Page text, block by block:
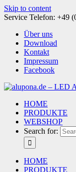
Skip to content
Service Telefon: +49
Über uns
Download
Kontakt
Impressum
Facebook
HOME
PRODUKTE
WEBSHOP
Search for:
HOME
PRODUKTE